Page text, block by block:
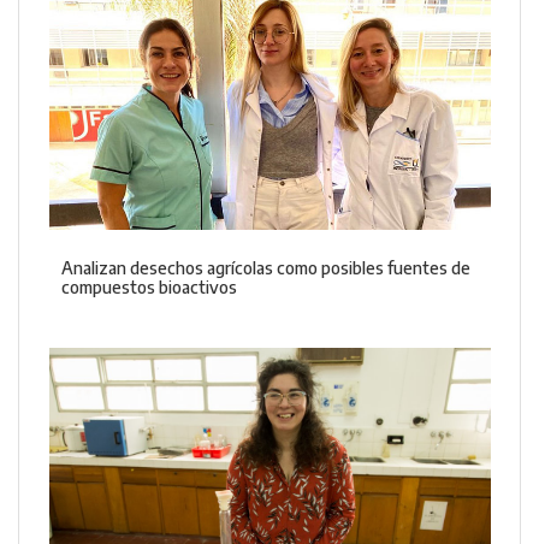
Analizan desechos agrícolas como posibles fuentes de
compuestos bioactivos